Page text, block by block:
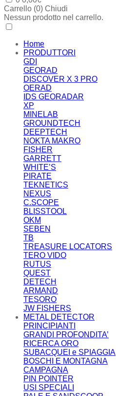
Carrello (0) Chiudi
Nessun prodotto nel carrello.
Home
PRODUTTORI
GDI
GEORAD
DISCOVER X 3 PRO
OERAD
IDS GEORADAR
XP
MINELAB
GROUNDTECH
DEEPTECH
NOKTA MAKRO
FISHER
GARRETT
WHITE’S
PIRATE
TEKNETICS
NEXUS
C.SCOPE
BLISSTOOL
OKM
SEBEN
TB
TREASURE LOCATORS
TERO VIDO
RUTUS
QUEST
DETECH
ARMAND
TESORO
JW FISHERS
METAL DETECTOR
PRINCIPIANTI
GRANDI PROFONDITA’
RICERCA ORO
SUBACQUEI e SPIAGGIA
BOSCHI E MONTAGNA
CAMPAGNA
PIN POINTER
USI SPECIALI